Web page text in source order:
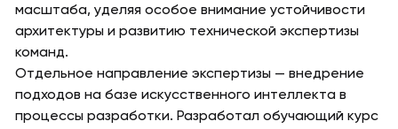
масштаба, уделяя особое внимание устойчивости
архитектуры и развитию технической экспертизы
команд.
Отдельное направление экспертизы — внедрение
подходов на базе искусственного интеллекта в
процессы разработки. Разработал обучающий курс